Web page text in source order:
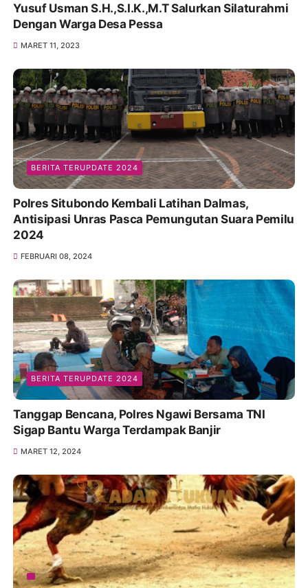
Yusuf Usman S.H.,S.I.K.,M.T Salurkan Silaturahmi
Dengan Warga Desa Pessa
MARET 11, 2023
BERITA TERUPDATE 2024
Polres Situbondo Kembali Latihan Dalmas,
Antisipasi Unras Pasca Pemungutan Suara Pemilu
2024
FEBRUARI 08, 2024
BERITA TERUPDATE 2024
Tanggap Bencana, Polres Ngawi Bersama TNI
Sigap Bantu Warga Terdampak Banjir
MARET 12, 2024